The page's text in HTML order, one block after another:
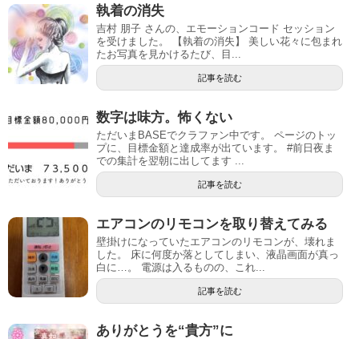
執着の消失
吉村 朋子 さんの、エモーションコード セッション
を受けました。 【執着の消失】 美しい花々に包まれ
たお写真を見かけるたび、目...
記事を読む
数字は味方。怖くない
ただいまBASEでクラファン中です。 ページのトッ
プに、目標金額と達成率が出ています。 #前日夜ま
での集計を翌朝に出してます ...
記事を読む
エアコンのリモコンを取り替えてみる
壁掛けになっていたエアコンのリモコンが、壊れま
した。 床に何度か落としてしまい、液晶画面が真っ
白に…。 電源は入るものの、これ...
記事を読む
ありがとうを“貴方”に